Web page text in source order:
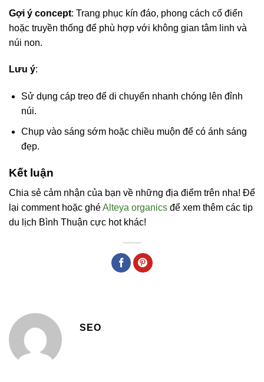
Gợi ý concept: Trang phục kín đáo, phong cách cổ điển
hoặc truyền thống để phù hợp với không gian tâm linh và
núi non.
Lưu ý:
Sử dụng cáp treo để di chuyển nhanh chóng lên đỉnh
núi.
Chụp vào sáng sớm hoặc chiều muộn để có ánh sáng
đẹp.
Kết luận
Chia sẻ cảm nhận của bạn về những địa điểm trên nha! Để
lại comment hoặc ghéAlteya organics để xem thêm các tip
du lịch Bình Thuận cực hot khác!
SEO